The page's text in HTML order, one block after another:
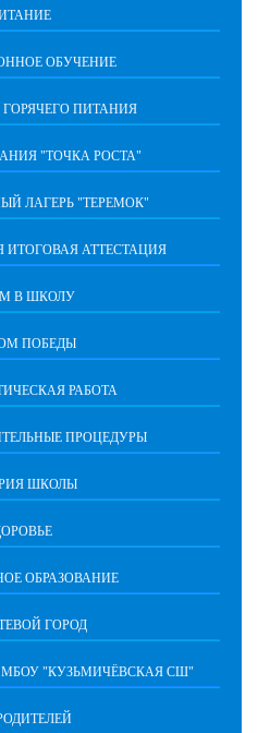
ОБУЧЕНИЕ
ПИТАНИЯ
"ТОЧКА РОСТА"
ЛАГЕРЬ "ТЕРЕМОК"
ИТОГОВАЯ АТТЕСТАЦИЯ
В ШКОЛУ
ПОБЕДЫ
РАБОТА
ПРОЦЕДУРЫ
ШКОЛЫ
ОБРАЗОВАНИЕ
ГОРОД
"КУЗЬМИЧЁВСКАЯ СШ"